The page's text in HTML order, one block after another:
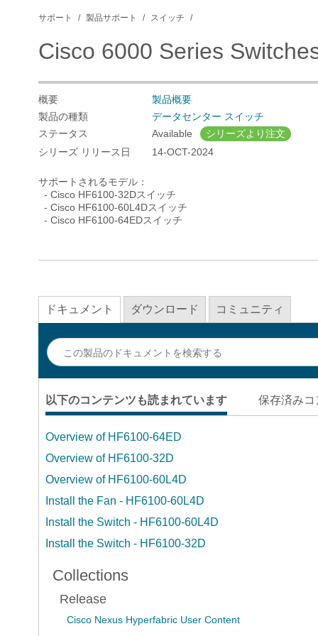
サポート 製品サポート スイッチ
Cisco 6000 Series
概要
製品概要
製品の種類
データセンター スイッチ
ステータス
Available
シリーズより注文
シリーズ リリース日
14-OCT-2024
サポートされるモデル：
- Cisco HF6100-32Dスイッチ
- Cisco HF6100-60L4Dスイッチ
- Cisco HF6100-64EDスイッチ
ドキュメント ダウンロード コミュニティ
以下のコンテンツも読まれています 保存済みコ
Overview of HF6100-64ED
Overview of HF6100-32D
Overview of HF6100-60L4D
Install the Fan - HF6100-60L4D
Install the Switch - HF6100-60L4D
Install the Switch - HF6100-32D
Collections
Release
Cisco Nexus Hyperfabric User Content